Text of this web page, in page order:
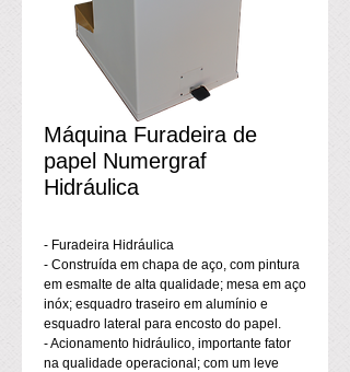
Máquina Furadeira de
papel Numergraf
Hidráulica
- Furadeira Hidráulica
- Construída em chapa de aço, com pintura
em esmalte de alta qualidade; mesa em aço
inóx; esquadro traseiro em alumínio e
esquadro lateral para encosto do papel.
- Acionamento hidráulico, importante fator
na qualidade operacional; com um leve